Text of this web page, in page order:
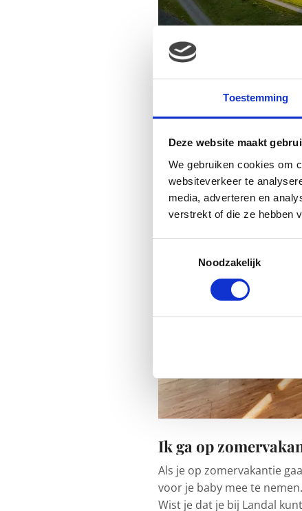
Toestemming
Deze website maakt
We gebruiken cookies om
websiteverkeer te
media, adverteren en
verstrekt of die ze hebben
Noodzakelijk
Ik ga op
Als je op zomervakantie
voor je baby mee te
Wist je dat je bij Landal